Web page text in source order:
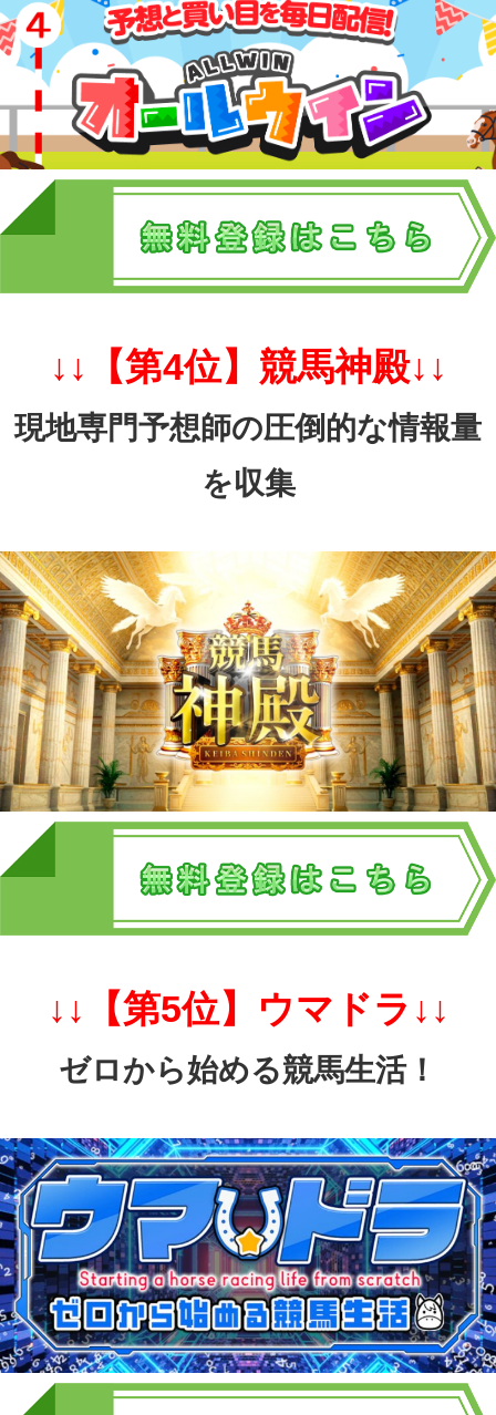
↓↓【第4位】競馬神殿↓↓
現地専門予想師の圧倒的な情報量
を収集
↓↓【第5位】ウマドラ↓↓
ゼロから始める競馬生活！